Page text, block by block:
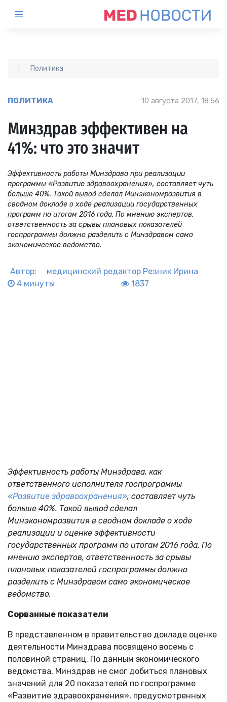
Политика
ПОЛИТИКА 10 августа 2017, 18:56
Минздрав эффективен на
41%: что это значит
Эффективность работы Минздрава при реализации
программы «Развитие здравоохранения», составляет чуть
больше 40%. Такой вывод сделал Минэкономразвития в
сводном докладе о ходе реализации государственных
программ по итогам 2016 года. По мнению экспертов,
ответственность за срывы плановых показателей
госпрограммы должно разделить с Минздравом само
экономическое ведомство.
Автор: медицинский редактор Резник Ирина
4 минуты
1837
Эффективность работы Минздрава, как
ответственного исполнителя госпрограммы
«Развитие здравоохранения», составляет чуть
больше 40%. Такой вывод сделал
Минэкономразвития в сводном докладе о ходе
реализации и оценке эффективности
государственных программ по итогам 2016 года. По
мнению экспертов, ответственность за срывы
плановых показателей госпрограммы должно
разделить с Минздравом само экономическое
ведомство.
Сорванные показатели
В представленном в правительство докладе оценке
деятельности Минздрава посвящено восемь с
половиной страниц. По данным экономического
ведомства, Минздрав не смог добиться плановых
значений для 20 показателей по госпрограмме
«Развитие здравоохранения», предусмотренных